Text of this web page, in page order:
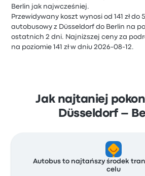
Berlin jak najwcześniej.
Przewidywany koszt wynosi od 141 zł do
autobusowy z Düsseldorf do Berlin na
ostatnich 2 dni. Najniższej ceny za
na poziomie 141 zł w dniu 2026-08-12.
Jak najtaniej
Düsseldorf –
Autobus to najtańszy środek
celu